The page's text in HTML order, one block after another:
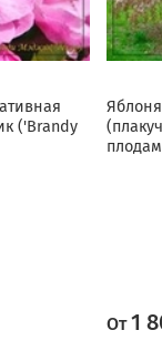
('Brandy
От 1